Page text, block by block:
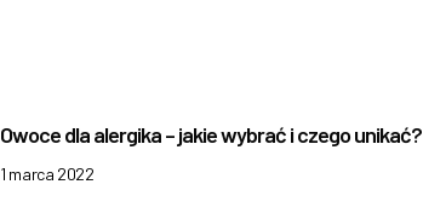
Owoce dla alergika – jakie wybrać i czego unikać?
1 marca 2022